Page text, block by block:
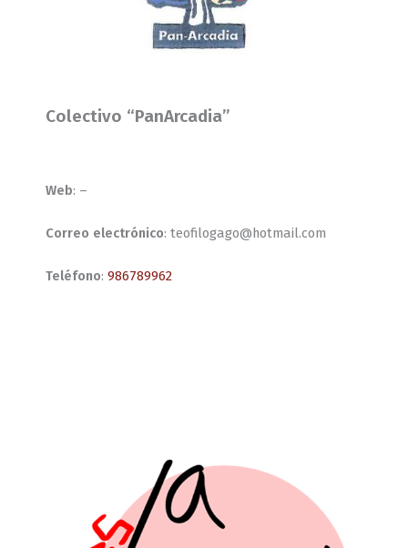
Colectivo “PanArcadia”
Web: –
Correo electrónico: teofilogago@hotmail.com
Teléfono: 986789962